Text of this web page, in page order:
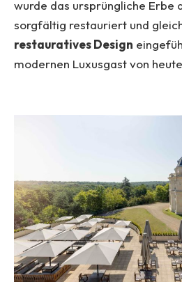
wurde das ursprüngliche Erbe
sorgfältig restauriert und
restauratives Design
modernen Luxusgast von